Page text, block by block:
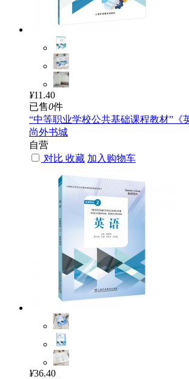
¥11.40
已售0件
“中等职业学校公共基础课程教材”《
尚外书城
自营
对比 收藏 加入购物车
¥36.40